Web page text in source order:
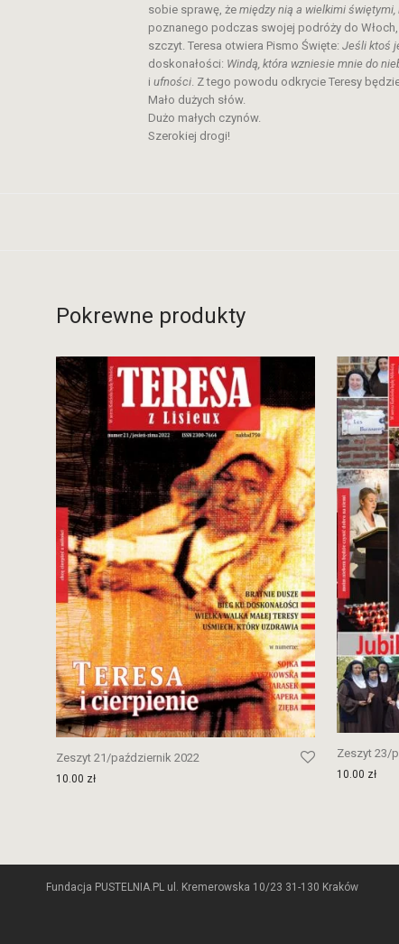
sobie sprawę, że między nią a wielkimi
poznanego podczas swojej podróży do
szczyt. Teresa otwiera Pismo Święte: Jeśli ktoś
doskonałości: Windą, która wzniesie mnie do
i ufności. Z tego powodu odkrycie Teresy
Mało dużych słów.
Dużo małych czynów.
Szerokiej drogi!
Pokrewne produkty
Zeszyt 21/październik 2022
10.00 zł
Zeszyt 23/
10.00 zł
Fundacja PUSTELNIA.PL ul. Kremerowska 10/23 31-130 Kraków